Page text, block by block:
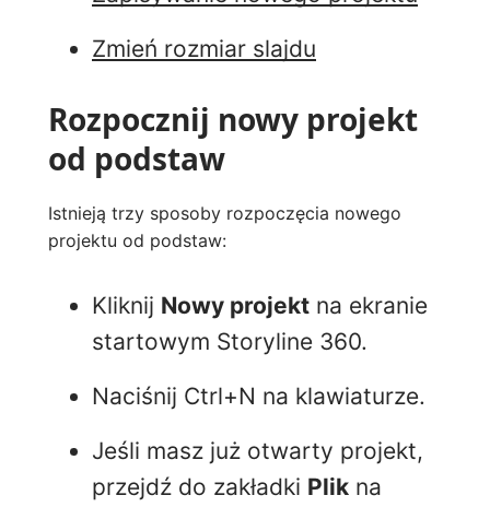
Zmień rozmiar slajdu
Rozpocznij nowy projekt
od podstaw
Istnieją trzy sposoby rozpoczęcia nowego
projektu od podstaw:
Kliknij Nowy projekt na ekranie
startowym Storyline 360.
Naciśnij Ctrl+N na klawiaturze.
Jeśli masz już otwarty projekt,
przejdź do zakładki Plik na